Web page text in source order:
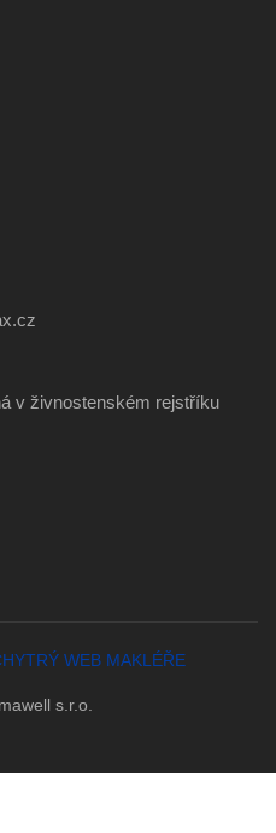
v živnostenském rejstříku
WEB MAKLÉŘE
s.r.o.